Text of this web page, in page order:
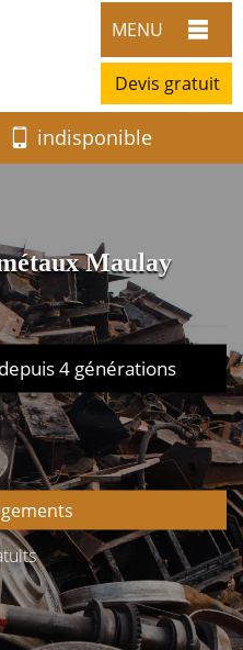
MENU
Devis gratuit
indisponible
Maulay
4 générations